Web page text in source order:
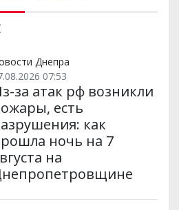
e
m p
Днепра
07:53
за атак рф возникли
есть
как
ночь на 7
на